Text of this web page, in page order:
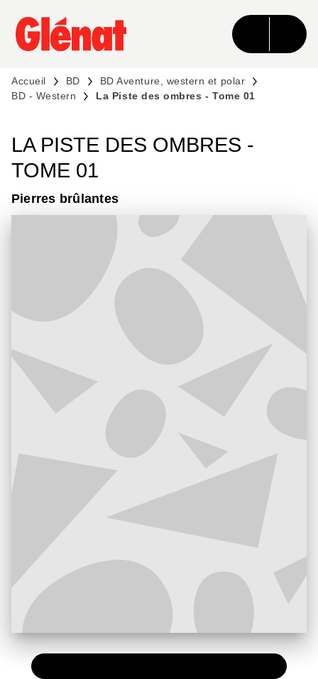
MENU RECHERCHE CONTENU
PIED DE PAGE
Accueil BD
BD Aventure, western et polar
BD - Western
La Piste des ombres - Tome 01
LA PISTE DES OMBRES -
TOME 01
Pierres brûlantes